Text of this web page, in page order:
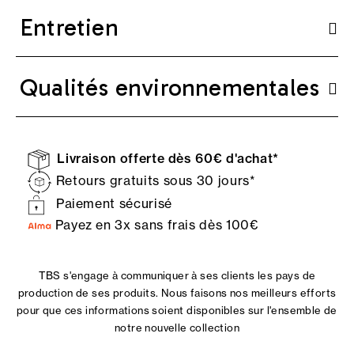
Entretien
Qualités environnementales
Livraison offerte dès 60€ d'achat*
Retours gratuits sous 30 jours*
Paiement sécurisé
Payez en 3x sans frais dès 100€
TBS s'engage à communiquer à ses clients les pays de
production de ses produits. Nous faisons nos meilleurs efforts
pour que ces informations soient disponibles sur l'ensemble de
notre nouvelle collection